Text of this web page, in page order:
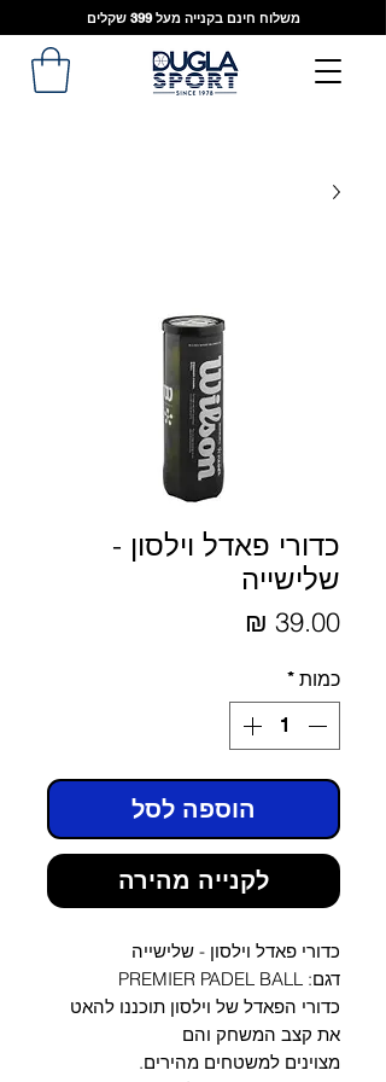
משלוח חינם בקנייה מעל 399 שקלים
כדורי פאדל וילסון -
שלישייה
כמות *
הוספה לסל
לקנייה מהירה
כדורי פאדל וילסון - שלישייה
דגם: PREMIER PADEL BALL
כדורי הפאדל של וילסון תוכננו להאט
את קצב המשחק והם
מצוינים למשטחים מהירים.